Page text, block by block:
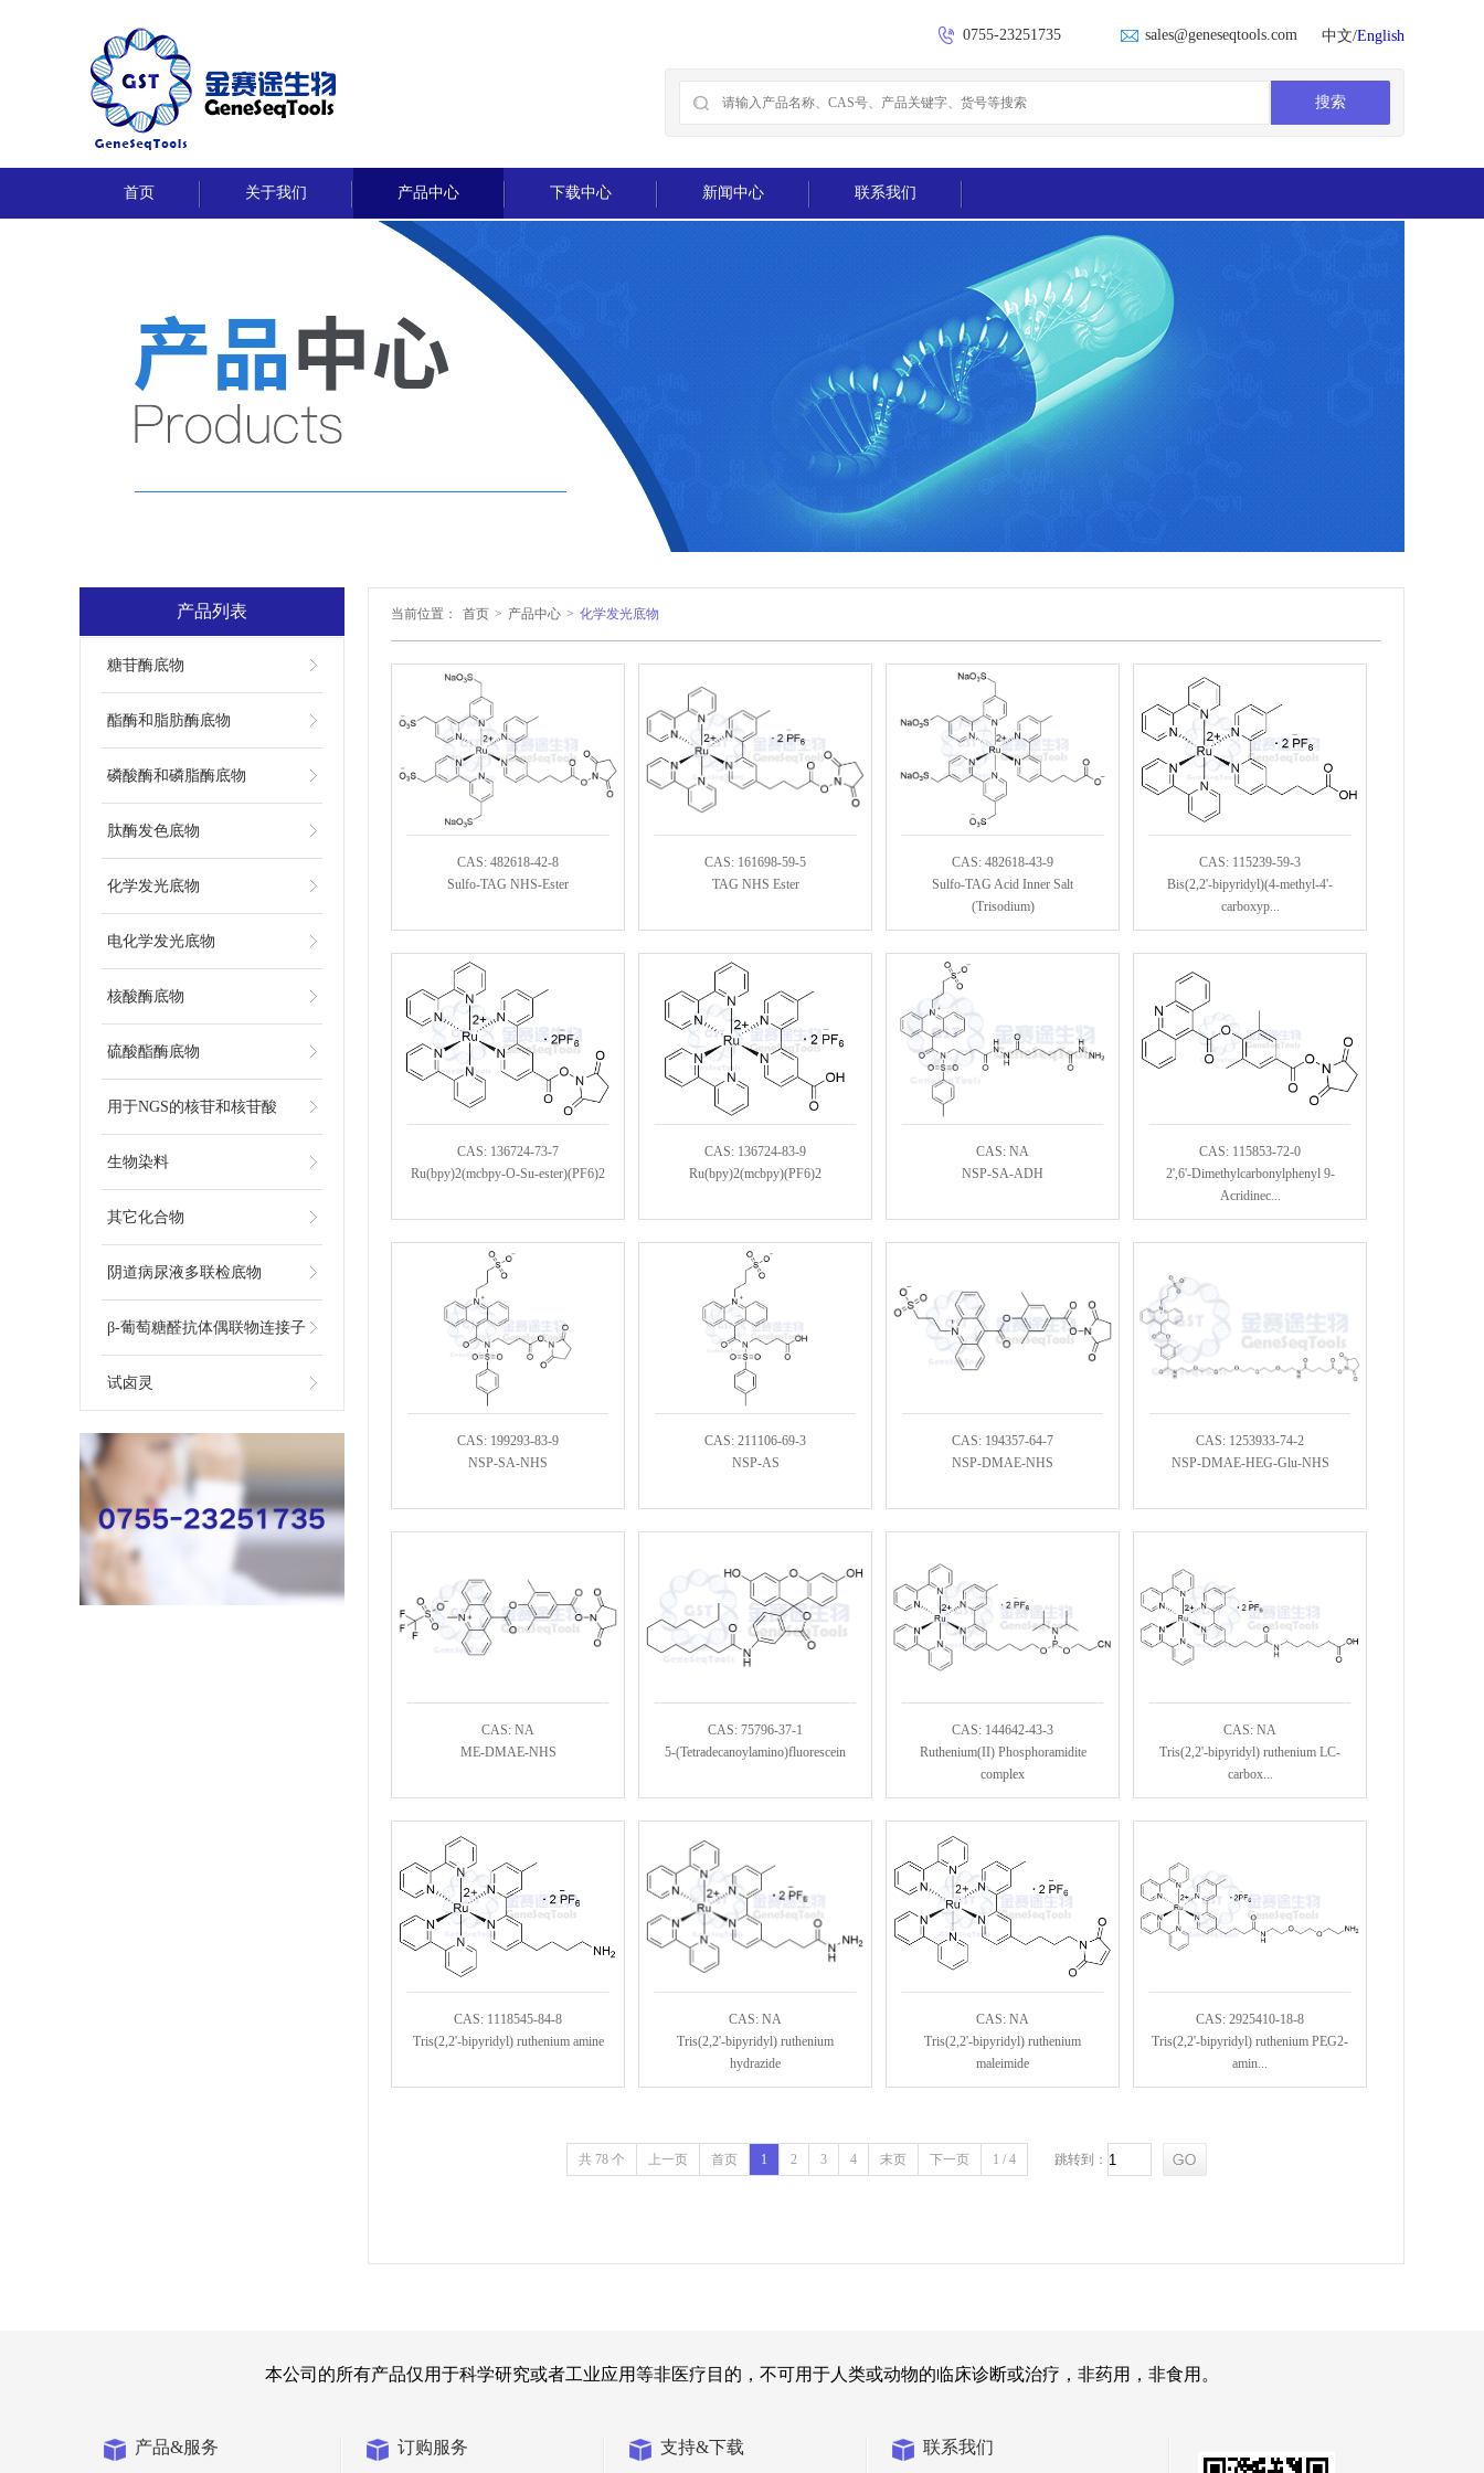
0755-23251735 sales@geneseqtools.com 中文/English
首页 关于我们 产品中心 下载中心 新闻中心 联系我们
产品列表
糖苷酶底物
酯酶和脂肪酶底物
磷酸酶和磷脂酶底物
肽酶发色底物
化学发光底物
电化学发光底物
核酸酶底物
硫酸酯酶底物
用于NGS的核苷和核苷酸
生物染料
其它化合物
阴道病尿液多联检底物
β-葡萄糖醛抗体偶联物连接子
试卤灵
当前位置： 首页 > 产品中心 > 化学发光底物
CAS: 482618-42-8
Sulfo-TAG NHS-Ester
CAS: 161698-59-5
TAG NHS Ester
CAS: 482618-43-9
Sulfo-TAG Acid Inner Salt
(Trisodium)
CAS: 115239-59-3
Bis(2,2'-bipyridyl)(4-methyl-4'-
carboxyp...
CAS: 136724-73-7
Ru(bpy)2(mcbpy-O-Su-ester)(PF6)2
CAS: 136724-83-9
Ru(bpy)2(mcbpy)(PF6)2
CAS: NA
NSP-SA-ADH
CAS: 115853-72-0
2',6'-Dimethylcarbonylphenyl 9-
Acridinec...
CAS: 199293-83-9
NSP-SA-NHS
CAS: 211106-69-3
NSP-AS
CAS: 194357-64-7
NSP-DMAE-NHS
CAS: 1253933-74-2
NSP-DMAE-HEG-Glu-NHS
CAS: NA
ME-DMAE-NHS
CAS: 75796-37-1
5-(Tetradecanoylamino)fluorescein
CAS: 144642-43-3
Ruthenium(II) Phosphoramidite
complex
CAS: NA
Tris(2,2'-bipyridyl) ruthenium LC-
carbox...
CAS: 1118545-84-8
Tris(2,2'-bipyridyl) ruthenium amine
CAS: NA
Tris(2,2'-bipyridyl) ruthenium
hydrazide
CAS: NA
Tris(2,2'-bipyridyl) ruthenium
maleimide
CAS: 2925410-18-8
Tris(2,2'-bipyridyl) ruthenium PEG2-
amin...
共 78 个 上一页 首页 1 2 3 4 末页 下一页 1 / 4 跳转到：
本公司的所有产品仅用于科学研究或者工业应用等非医疗目的，不可用于人类或动物的临床诊断或治疗，非药用，非食用。
产品&服务 订购服务 支持&下载 联系我们